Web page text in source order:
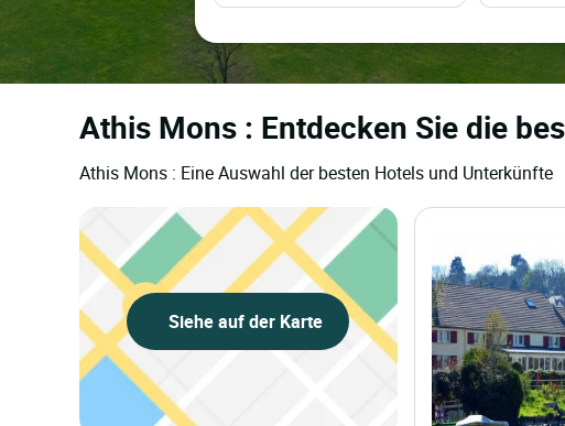
Athis Mons : Entdecken Sie die
Athis Mons : Eine Auswahl der besten Hotels und Unterkünfte
Siehe auf der Karte